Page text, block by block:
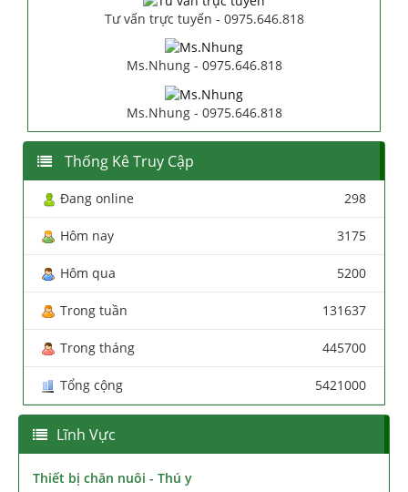
Tư vấn trực tuyến - 0975.646.818
Ms.Nhung - 0975.646.818
Ms.Nhung - 0975.646.818
Thống Kê Truy Cập
Đang online 298
Hôm nay 3175
Hôm qua 5200
Trong tuần 131637
Trong tháng 445700
Tổng cộng 5421000
Lĩnh Vực
Thiết bị chăn nuôi - Thú y